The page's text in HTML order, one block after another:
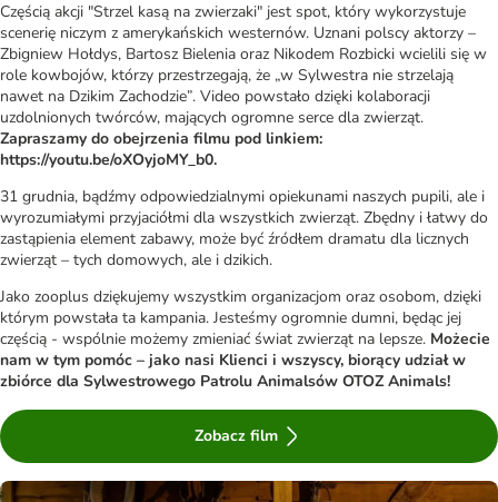
Częścią akcji "Strzel kasą na zwierzaki" jest spot, który wykorzystuje
scenerię niczym z amerykańskich westernów. Uznani polscy aktorzy –
Zbigniew Hołdys, Bartosz Bielenia oraz Nikodem Rozbicki wcielili się w
role kowbojów, którzy przestrzegają, że „w Sylwestra nie strzelają
nawet na Dzikim Zachodzie”. Video powstało dzięki kolaboracji
uzdolnionych twórców, mających ogromne serce dla zwierząt.
Zapraszamy do obejrzenia filmu pod linkiem:
https://youtu.be/oXOyjoMY_b0.
31 grudnia, bądźmy odpowiedzialnymi opiekunami naszych pupili, ale i
wyrozumiałymi przyjaciółmi dla wszystkich zwierząt. Zbędny i łatwy do
zastąpienia element zabawy, może być źródłem dramatu dla licznych
zwierząt – tych domowych, ale i dzikich.
Jako zooplus dziękujemy wszystkim organizacjom oraz osobom, dzięki
którym powstała ta kampania. Jesteśmy ogromnie dumni, będąc jej
częścią - wspólnie możemy zmieniać świat zwierząt na lepsze. Możecie
nam w tym pomóc – jako nasi Klienci i wszyscy, biorący udział w
zbiórce dla Sylwestrowego Patrolu Animalsów OTOZ Animals!
Zobacz film